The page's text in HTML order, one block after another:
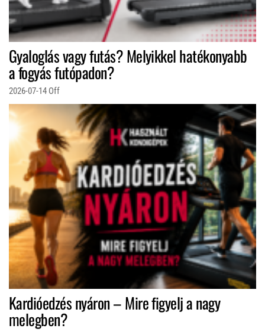
Gyaloglás vagy futás? Melyikkel hatékonyabb
a fogyás futópadon?
2026-07-14 Off
Kardióedzés nyáron – Mire figyelj a nagy
melegben?